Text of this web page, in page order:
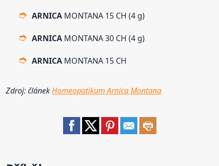
ARNICA MONTANA 15 CH (4 g)
ARNICA MONTANA 30 CH (4 g)
ARNICA MONTANA 15 CH
Zdroj: článekHomeopatikum Arnica Montana